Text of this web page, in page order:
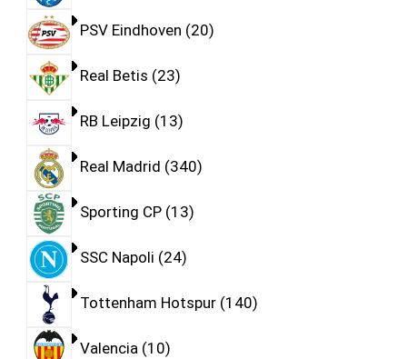
PSV Eindhoven 20
Real Betis 23
RB Leipzig 13
Real Madrid 340
Sporting CP 13
SSC Napoli 24
Tottenham Hotspur 140
Valencia 10